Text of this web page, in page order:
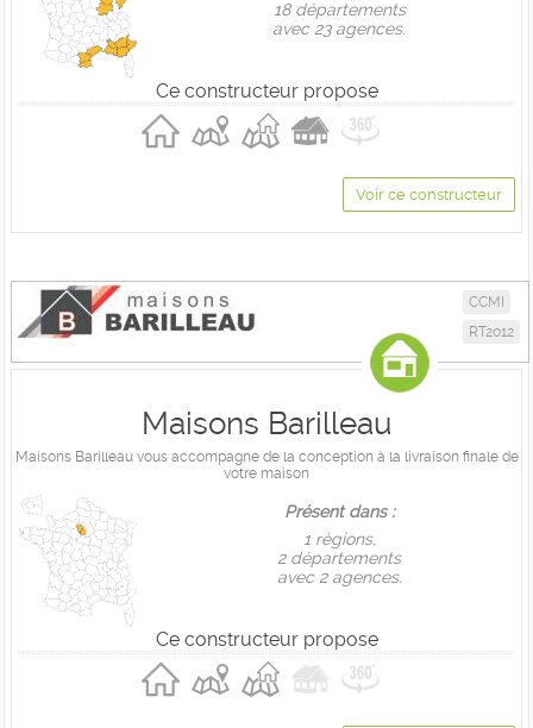
18 départements
avec 23 agences.
Ce constructeur propose
Voir ce constructeur
CCMI
RT2012
Maisons Barilleau
Maisons Barilleau vous accompagne de la conception à la livraison finale de
votre maison
Présent dans :
1 règions,
2 départements
avec 2 agences.
Ce constructeur propose